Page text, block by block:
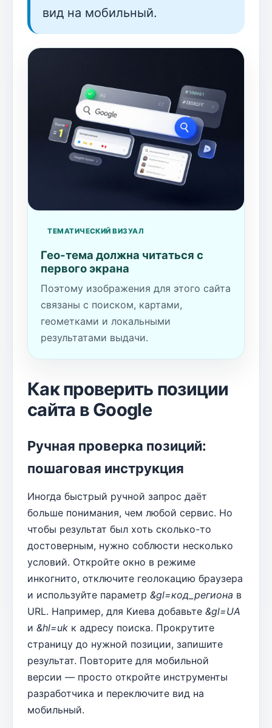
вид на мобильный.
ТЕМАТИЧЕСКИЙ ВИЗУАЛ
Гео-тема должна читаться с
первого экрана
Поэтому изображения для этого сайта
связаны с поиском, картами,
геометками и локальными
результатами выдачи.
Как проверить позиции
сайта в Google
Ручная проверка позиций:
пошаговая инструкция
Иногда быстрый ручной запрос даёт
больше понимания, чем любой сервис. Но
чтобы результат был хоть сколько-то
достоверным, нужно соблюсти несколько
условий. Откройте окно в режиме
инкогнито, отключите геолокацию браузера
и используйте параметр &gl=код_региона в
URL. Например, для Киева добавьте &gl=UA
и &hl=uk к адресу поиска. Прокрутите
страницу до нужной позиции, запишите
результат. Повторите для мобильной
версии — просто откройте инструменты
разработчика и переключите вид на
мобильный.